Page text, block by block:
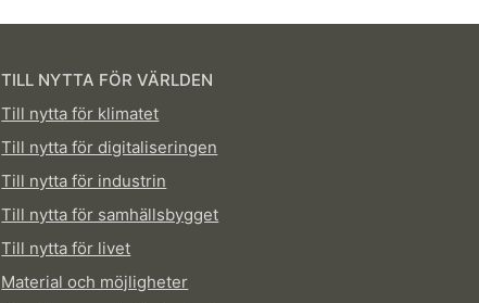
TILL NYTTA FÖR VÄRLDEN
Till nytta för klimatet
Till nytta för digitaliseringen
Till nytta för industrin
Till nytta för samhällsbygget
Till nytta för livet
Material och möjligheter